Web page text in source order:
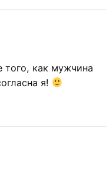
того, как мужчина
я!